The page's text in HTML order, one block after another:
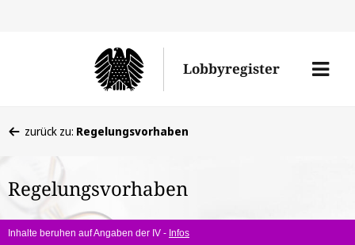
Lobbyregister
Menü
befinden
hier:
zurück zu: Regelungsvorhaben
Regelungsvorhaben
Inhalte beruhen auf Angaben der IV - Infos